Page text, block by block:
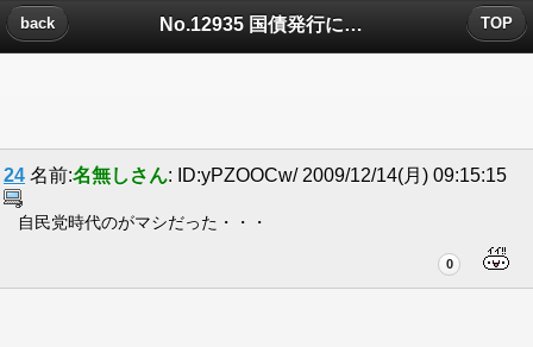
No.12935 国債発行についたコメント
back TOP
24 名前:名無しさん: ID:yPZOOCw/ 2009/12/14(月) 09:15:15
自民党時代のがマシだった・・・
0